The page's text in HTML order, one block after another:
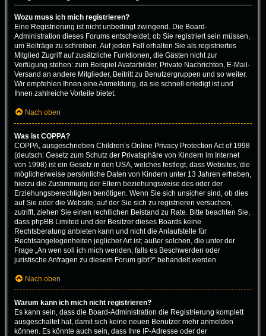
Wozu muss ich mich registrieren?
Eine Registrierung ist nicht unbedingt zwingend. Die Board-
Administration dieses Forums entscheidet, ob Sie registriert sein müssen,
um Beiträge zu schreiben. Auf jeden Fall erhalten Sie als registriertes
Mitglied Zugriff auf zusätzliche Funktionen, die Gästen nicht zur
Verfügung stehen: zum Beispiel Avatarbilder, Private Nachrichten, E-Mail-
Versand an andere Mitglieder, Beitritt zu Benutzergruppen und so weiter.
Wir empfehlen Ihnen eine Anmeldung, da sie schnell erledigt ist und
Ihnen zahlreiche Vorteile bietet.
Nach oben
Was ist COPPA?
COPPA, ausgeschrieben Children’s Online Privacy Protection Act of 1998
(deutsch: Gesetz zum Schutz der Privatsphäre von Kindern im Internet
von 1998) ist ein Gesetz in den USA, welches festlegt, dass Websites, die
möglicherweise persönliche Daten von Kindern unter 13 Jahren erheben,
hierzu die Zustimmung der Eltern beziehungsweise des oder der
Erziehungsberechtigten benötigen. Wenn Sie sich unsicher sind, ob dies
auf Sie oder die Website, auf der Sie sich zu registrieren versuchen,
zutrifft, ziehen Sie einen rechtlichen Beistand zu Rate. Bitte beachten Sie,
dass phpBB Limited und der Besitzer dieses Boards keine
Rechtsberatung anbieten kann und nicht die Anlaufstelle für
Rechtsangelegenheiten jeglicher Art ist; außer solchen, die unter der
Frage „An wen soll ich mich wenden, falls es Beschwerden oder
juristische Anfragen zu diesem Forum gibt?“ behandelt werden.
Nach oben
Warum kann ich mich nicht registrieren?
Es kann sein, dass die Board-Administration die Registrierung komplett
ausgeschaltet hat, damit sich keine neuen Benutzer mehr anmelden
können. Es könnte auch sein, dass Ihre IP-Adresse oder der